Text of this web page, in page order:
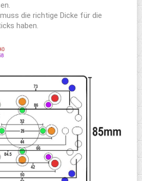
die richtige Dicke für die
haben.